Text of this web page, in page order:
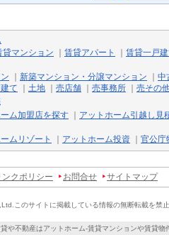
貸マンション 賃貸アパート 賃貸一戸
新築マンション・分譲マンション 中
て
土地 売店舗 売事務所
売その
ム加盟店を探す アットホーム引越し見
ムリゾート アットホーム投資 官公庁
ンクポリシー お問合せ サイトマップ
このサイトに掲載している情報の無断転載を禁止
や不動産はアットホーム-賃貸マンションや賃貸